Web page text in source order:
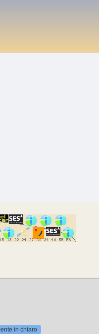
in chiaro